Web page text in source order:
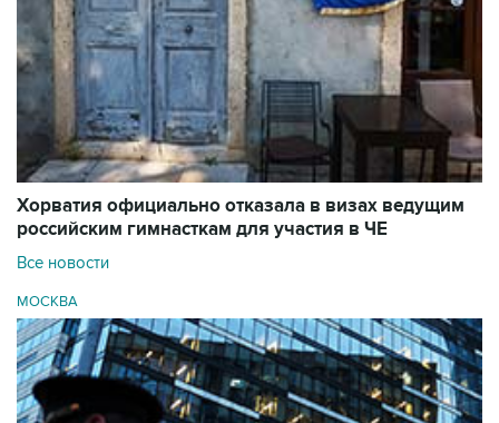
Хорватия официально отказала в визах ведущим
российским гимнасткам для участия в ЧЕ
Все новости
МОСКВА